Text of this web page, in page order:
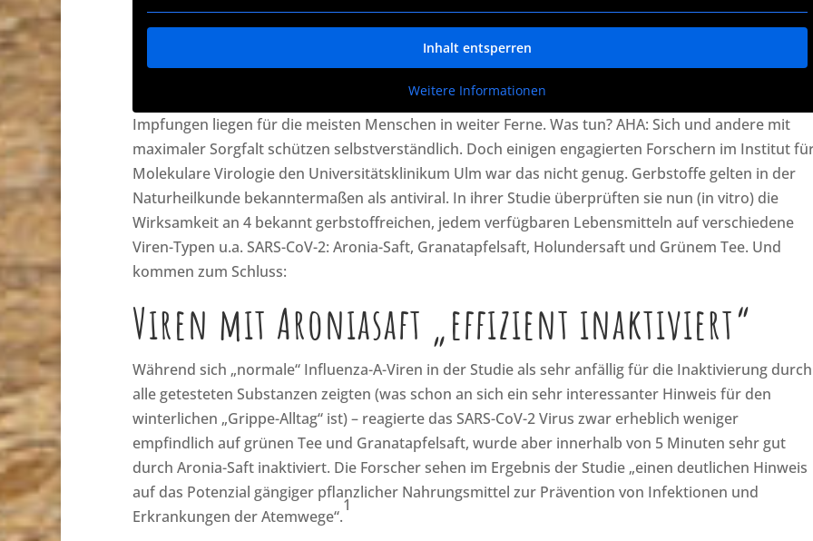
Inhalt entsperren
Weitere Informationen
Impfungen liegen für die meisten Menschen in weiter Ferne. Was tun? AHA: Sich und andere mit
maximaler Sorgfalt schützen selbstverständlich. Doch einigen engagierten Forschern im Institut
Molekulare Virologie den Universitätsklinikum Ulm war das nicht genug. Gerbstoffe gelten in der
Naturheilkunde bekanntermaßen als antiviral. In ihrer Studie überprüften sie nun (in vitro) die
Wirksamkeit an 4 bekannt gerbstoffreichen, jedem verfügbaren Lebensmitteln auf verschiedene
Viren-Typen u.a. SARS-CoV-2: Aronia-Saft, Granatapfelsaft, Holundersaft und Grünem Tee. Und
kommen zum Schluss:
Viren mit Aroniasaft „effizient inaktiviert“
Während sich „normale“ Influenza-A-Viren in der Studie als sehr anfällig für die Inaktivierung durch
alle getesteten Substanzen zeigten (was schon an sich ein sehr interessanter Hinweis für den
winterlichen „Grippe-Alltag“ ist) – reagierte das SARS-CoV-2 Virus zwar erheblich weniger
empfindlich auf grünen Tee und Granatapfelsaft, wurde aber innerhalb von 5 Minuten sehr gut
durch Aronia-Saft inaktiviert. Die Forscher sehen im Ergebnis der Studie „einen deutlichen Hinweis
auf das Potenzial gängiger pflanzlicher Nahrungsmittel zur Prävention von Infektionen und
Erkrankungen der Atemwege“.
1